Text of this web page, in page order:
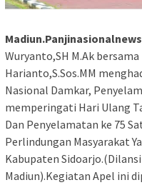
Wuryanto,SH M.Ak
Harianto,S.Sos.MM
Nasional Damkar,
memperingati Hari Ulang
Dan Penyelamatan ke 75
Perlindungan Masyarakat
Kabupaten
Madiun).Kegiatan Apel ini